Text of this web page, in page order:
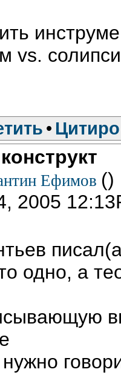
vs.
•
Ефимов ()
2005
одно, а